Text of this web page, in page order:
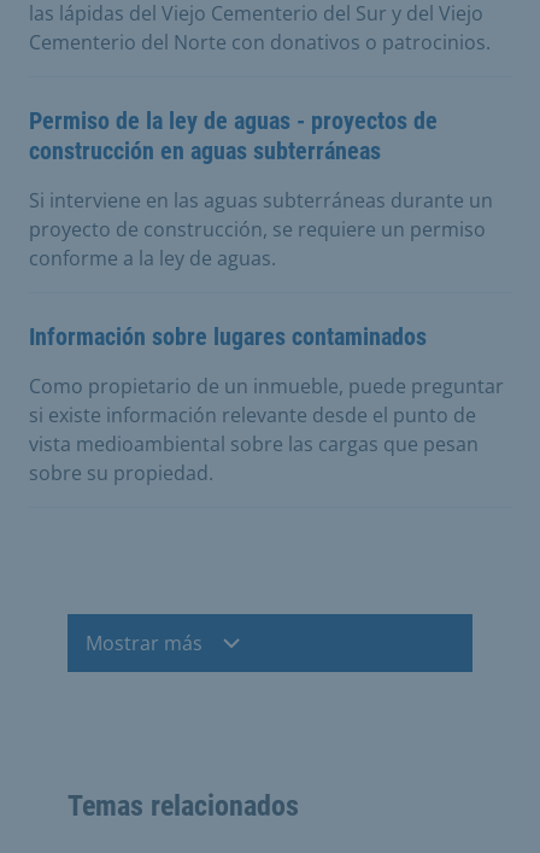
las lápidas del Viejo Cementerio del Sur y del Viejo
Cementerio del Norte con donativos o patrocinios.
Permiso de la ley de aguas - proyectos de
construcción en aguas subterráneas
Si interviene en las aguas subterráneas durante un
proyecto de construcción, se requiere un permiso
conforme a la ley de aguas.
Información sobre lugares contaminados
Como propietario de un inmueble, puede preguntar
si existe información relevante desde el punto de
vista medioambiental sobre las cargas que pesan
sobre su propiedad.
Mostrar más
Temas relacionados